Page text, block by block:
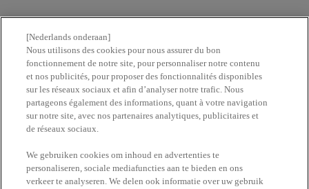
Newsletter
Trouvez une pharmacie​
[Nederlands onderaan]
Nous utilisons des cookies pour nous assurer du bon
fonctionnement de notre site, pour personnaliser notre contenu
et nos publicités, pour proposer des fonctionnalités disponibles
sur les réseaux sociaux et afin d’analyser notre trafic. Nous
partageons également des informations, quant à votre navigation
sur notre site, avec nos partenaires analytiques, publicitaires et
de réseaux sociaux.
We gebruiken cookies om inhoud en advertenties te
personaliseren, sociale mediafuncties aan te bieden en ons
verkeer te analyseren. We delen ook informatie over uw gebruik